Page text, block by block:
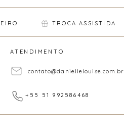
TROCA ASSISTIDA
ATENDIMENTO
contato@daniellelouise.com.br
+55 51 992586468